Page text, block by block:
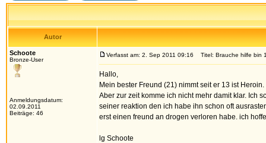
Autor
Schoote
Bronze-User
Anmeldungsdatum:
02.09.2011
Beiträge: 46
Verfasst am: 2. Sep 2011 09:16 Titel: Brauche hilfe bin
Hallo,
Mein bester Freund (21) nimmt seit er 13 ist
Aber zur zeit komme ich nicht mehr damit klar. Ich
seiner reaktion den ich habe ihn schon oft
erst einen freund an drogen verloren habe. ich
lg Schoote